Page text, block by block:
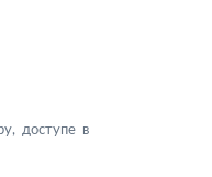
доступе в